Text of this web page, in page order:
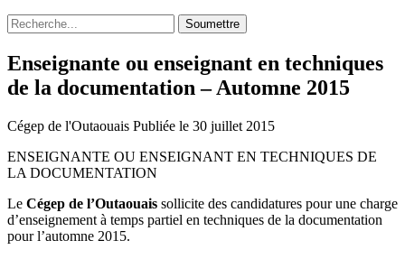
Soumettre
Enseignante ou enseignant en techniques
de la documentation – Automne 2015
Cégep de l'Outaouais Publiée le 30 juillet 2015
ENSEIGNANTE OU ENSEIGNANT EN TECHNIQUES DE
LA DOCUMENTATION
Le Cégep de l’Outaouais sollicite des candidatures pour une charge
d’enseignement à temps partiel en techniques de la documentation
pour l’automne 2015.